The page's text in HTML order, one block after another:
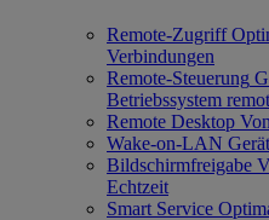
Remote-Zugriff
Verbindungen
Remote-Steuerung
Betriebssystem
Remote Desktop
Wake-on-LAN
Bildschirmfreigabe
Echtzeit
Smart Service